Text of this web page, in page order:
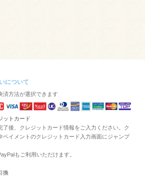
について
済方法が選択できます
ットカード
了後、クレジットカード情報をご入力ください。ク
ペイメントのクレジットカード入力画面にジャンプ
もご利用いただけます。
換